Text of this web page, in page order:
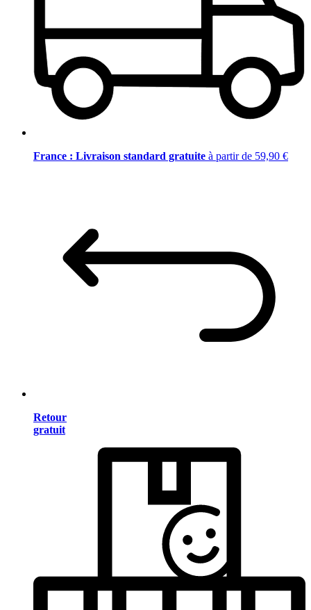
France : Livraison standard gratuite à partir de 59,90 €
Retour
gratuit